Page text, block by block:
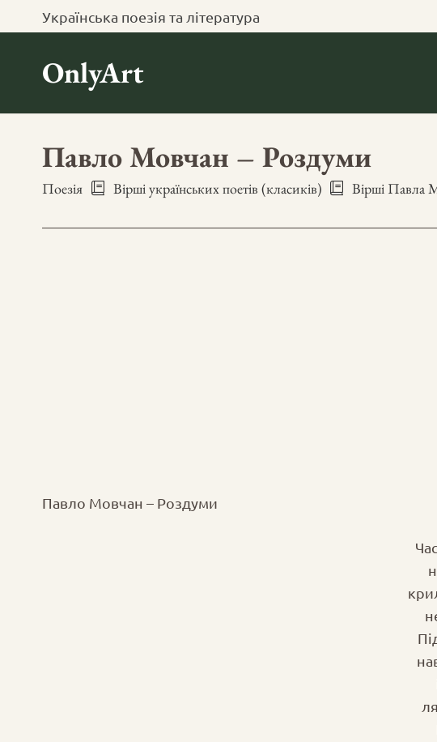
Українська поезія та література
OnlyArt
Павло Мовчан – Роздуми
Поезія Вірші українських поетів (класиків) Вірші Павла
Павло Мовчан – Роздуми